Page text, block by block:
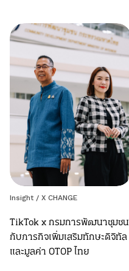
Insight / X CHANGE
TikTok x กรมการพัฒนาชุมชน
กับภารกิจเพิ่มเสริมทักษะดิจิทัล
และมูลค่า OTOP ไทย